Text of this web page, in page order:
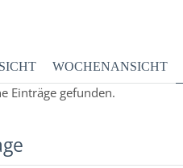
WOCHENANSICHT
Einträge gefunden.